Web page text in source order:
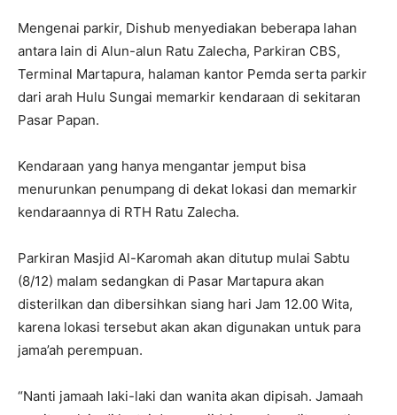
Mengenai parkir, Dishub menyediakan beberapa lahan
antara lain di Alun-alun Ratu Zalecha, Parkiran CBS,
Terminal Martapura, halaman kantor Pemda serta parkir
dari arah Hulu Sungai memarkir kendaraan di sekitaran
Pasar Papan.
Kendaraan yang hanya mengantar jemput bisa
menurunkan penumpang di dekat lokasi dan memarkir
kendaraannya di RTH Ratu Zalecha.
Parkiran Masjid Al-Karomah akan ditutup mulai Sabtu
(8/12) malam sedangkan di Pasar Martapura akan
disterilkan dan dibersihkan siang hari Jam 12.00 Wita,
karena lokasi tersebut akan akan digunakan untuk para
jama’ah perempuan.
“Nanti jamaah laki-laki dan wanita akan dipisah. Jamaah